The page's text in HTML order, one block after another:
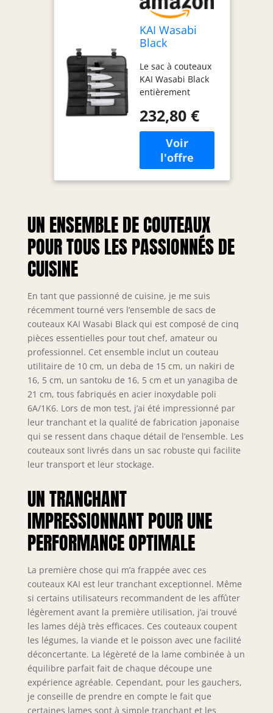
KAI Wasabi
Black
Sacs de
Couteaux -
Couteau
Utilitaire 10
cm, Deba 15
cm, Nakiri 16,5
cm, Santoku
16,5 cm,
Yanagiba 21
cm - acier
HRC - Fabriqué
au Japon
Le sac à couteaux
KAI Wasabi Black
entièrement
un couteau
utilitaire (10 cm),
un couteau Deba
(15 cm), un
couteau Nakiri
(16,5 cm), un
couteau Yanagiba
(21 cm), tous
fabriqués en acier
une performance
de coupe
professionnelle
Chaque couteau
de cet ensemble
complet est doté
ergonomique en
polypropylène
noir, enrichi de
poudre de bambou
pour une
sensation
naturelle, et est
découpe à la
découpe en
passant par le
filetage. Que ce
soit pour des
légumes délicats
avec le Nakiri, des
sushis fins avec le
Yanagiba, ou des
découpes robustes
de poisson avec le
Deba – ce set offre
l'outil adapté pour
chaque aliment et
chaque technique
de coupe.
232,80 €
UN ENSEMBLE DE COUTEAUX
POUR TOUS LES PASSIONNÉS DE
CUISINE
En tant que passionné de cuisine, je me suis
récemment tourné vers l’ensemble de sacs de
couteaux KAI Wasabi Black qui est composé de cinq
pièces essentielles pour tout chef, amateur ou
professionnel. Cet ensemble inclut un couteau
utilitaire de 10 cm, un deba de 15 cm, un nakiri de
16, 5 cm, un santoku de 16, 5 cm et un yanagiba de
21 cm, tous fabriqués en acier inoxydable poli
6A/1K6. Lors de mon test, j’ai été impressionné par
leur tranchant et la qualité de fabrication japonaise
qui se ressent dans chaque détail de l’ensemble. Les
couteaux sont livrés dans un sac robuste qui facilite
leur transport et leur stockage.
UN TRANCHANT
IMPRESSIONNANT POUR UNE
PERFORMANCE OPTIMALE
La première chose qui m’a frappée avec ces
couteaux KAI est leur tranchant exceptionnel. Même
si certains utilisateurs recommandent de les affûter
légèrement avant la première utilisation, j’ai trouvé
les lames déjà très efficaces. Ces couteaux coupent
les légumes, la viande et le poisson avec une facilité
déconcertante. La légèreté de la lame combinée à un
équilibre parfait fait de chaque découpe une
expérience agréable. Cependant, pour les gauchers,
je conseille de prendre en compte le fait que
certaines lames sont à simple tranchant et les